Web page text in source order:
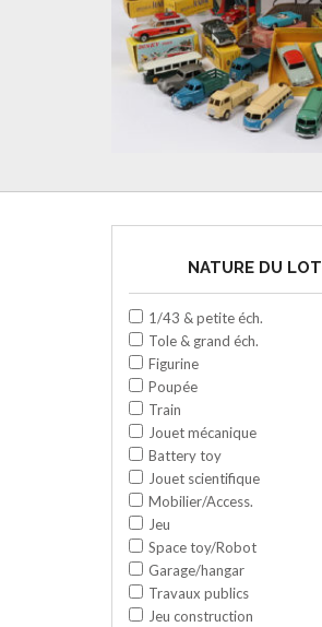
NATURE DU LOT
1/43 & petite éch.
Tole & grand éch.
Figurine
Poupée
Train
Jouet mécanique
Battery toy
Jouet scientifique
Mobilier/Access.
Jeu
Space toy/Robot
Garage/hangar
Travaux publics
Jeu construction